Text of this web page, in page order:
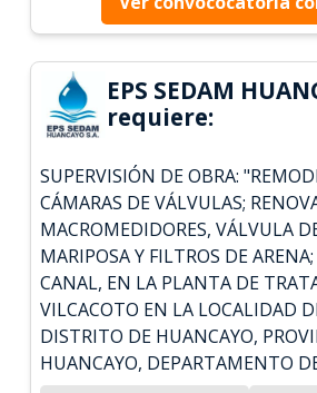
EPS SEDAM
requiere:
SUPERVISIÓN DE OBRA:
CÁMARAS DE VÁLVULAS;
MACROMEDIDORES, VÁLVULA
MARIPOSA Y FILTROS DE
CANAL, EN LA PLANTA DE
VILCACOTO EN LA LOCALIDAD
DISTRITO DE HUANCAYO,
HUANCAYO, DEPARTAMENTO